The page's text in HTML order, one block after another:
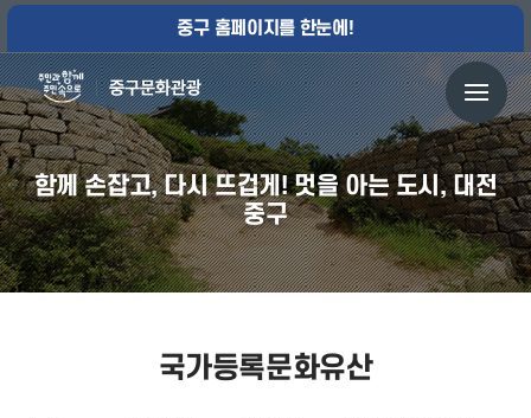
중구 홈페이지를 한눈에!
함께 손잡고, 다시 뜨겁게! 멋을 아는 도시, 대전
중구
국가등록문화유산